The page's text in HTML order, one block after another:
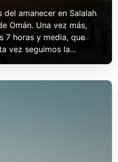
amanecer en Salalah
Omán. Una vez más,
7 horas y media, que
vez seguimos la...